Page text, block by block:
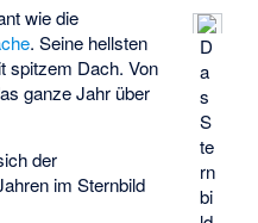
D
a
s
S
te
rn
bi
wie die
. Seine hellsten
spitzem Dach. Von
ganze Jahr über
der
im Sternbild